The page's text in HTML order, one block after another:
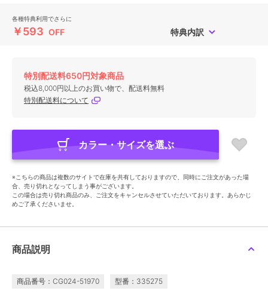
各種特典利用でさらに
￥593 OFF 特典内訳
特別配送料650円対象商品
税込8,000円以上のお買い物で、配送料無料
特別配送料について
カラー・サイズを選ぶ
※こちらの商品は複数のサイトで在庫を共有しておりますので、同時にご注文があった場
合、売り切れとなってしまう事がございます。
この場合は売り切れ商品のみ、ご注文をキャンセルさせていただいております。あらかじ
めご了承くださいませ。
商品説明
商品番号：CG024-51970 型番：335275